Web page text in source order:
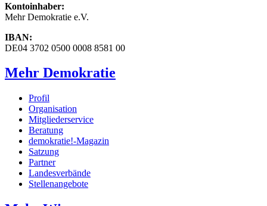
Kontoinhaber:
Mehr Demokratie e.V.
IBAN:
DE04 3702 0500 0008 8581 00
Mehr Demokratie
Profil
Organisation
Mitgliederservice
Beratung
demokratie!-Magazin
Satzung
Partner
Landesverbände
Stellenangebote